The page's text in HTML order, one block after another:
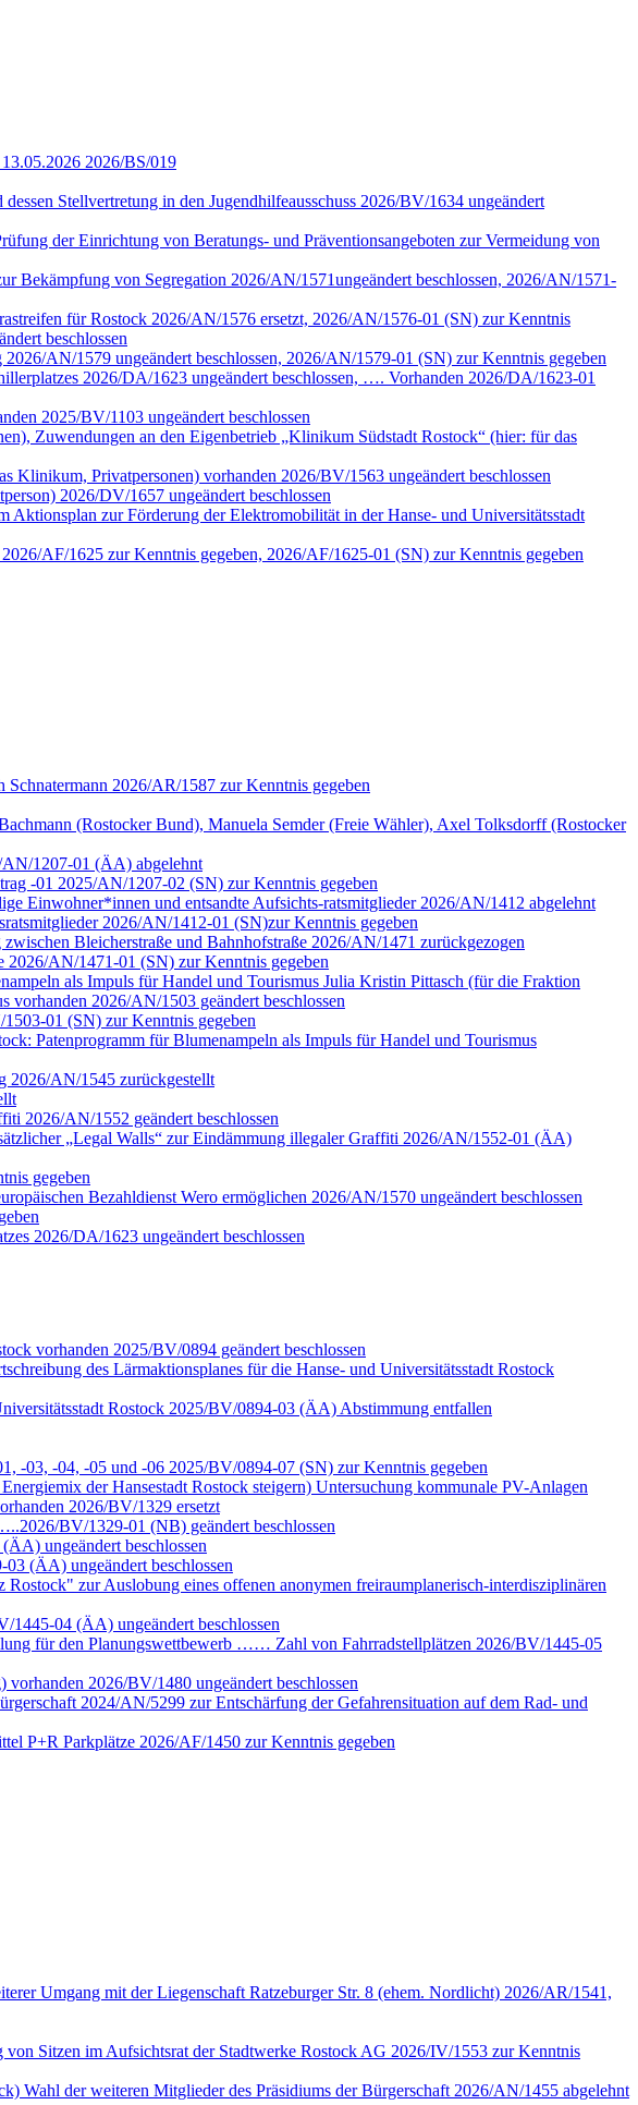
2026/BS/019
Stellvertretung in den Jugendhilfeausschuss 2026/BV/1634 ungeändert
der Einrichtung von Beratungs- und Präventionsangeboten zur Vermeidung von
von Segregation 2026/AN/1571ungeändert beschlossen, 2026/AN/1571-
für Rostock 2026/AN/1576 ersetzt, 2026/AN/1576-01 (SN) zur Kenntnis
beschlossen
AN/1579 ungeändert beschlossen, 2026/AN/1579-01 (SN) zur Kenntnis gegeben
2026/DA/1623 ungeändert beschlossen, …. Vorhanden 2026/DA/1623-01
2025/BV/1103 ungeändert beschlossen
Zuwendungen an den Eigenbetrieb „Klinikum Südstadt Rostock“ (hier: für das
Klinikum, Privatpersonen) vorhanden 2026/BV/1563 ungeändert beschlossen
2026/DV/1657 ungeändert beschlossen
zur Förderung der Elektromobilität in der Hanse- und Universitätsstadt
AF/1625 zur Kenntnis gegeben, 2026/AF/1625-01 (SN) zur Kenntnis gegeben
2026/AR/1587 zur Kenntnis gegeben
(Rostocker Bund), Manuela Semder (Freie Wähler), Axel Tolksdorff (Rostocker
AN/1207-01 (ÄA) abgelehnt
-01 2025/AN/1207-02 (SN) zur Kenntnis gegeben
Einwohner*innen und entsandte Aufsichts-ratsmitglieder 2026/AN/1412 abgelehnt
2026/AN/1412-01 (SN)zur Kenntnis gegeben
Bleicherstraße und Bahnhofstraße 2026/AN/1471 zurückgezogen
2026/AN/1471-01 (SN) zur Kenntnis gegeben
als Impuls für Handel und Tourismus Julia Kristin Pittasch (für die Fraktion
2026/AN/1503 geändert beschlossen
01 (SN) zur Kenntnis gegeben
Patenprogramm für Blumenampeln als Impuls für Handel und Tourismus
2026/AN/1545 zurückgestellt
2026/AN/1552 geändert beschlossen
„Legal Walls“ zur Eindämmung illegaler Graffiti 2026/AN/1552-01 (ÄA)
gegeben
Bezahldienst Wero ermöglichen 2026/AN/1570 ungeändert beschlossen
2026/DA/1623 ungeändert beschlossen
vorhanden 2025/BV/0894 geändert beschlossen
des Lärmaktionsplanes für die Hanse- und Universitätsstadt Rostock
Rostock 2025/BV/0894-03 (ÄA) Abstimmung entfallen
-03, -04, -05 und -06 2025/BV/0894-07 (SN) zur Kenntnis gegeben
der Hansestadt Rostock steigern) Untersuchung kommunale PV-Anlagen
2026/BV/1329 ersetzt
BV/1329-01 (NB) geändert beschlossen
ungeändert beschlossen
(ÄA) ungeändert beschlossen
zur Auslobung eines offenen anonymen freiraumplanerisch-interdisziplinären
04 (ÄA) ungeändert beschlossen
für den Planungswettbewerb …… Zahl von Fahrradstellplätzen 2026/BV/1445-05
2026/BV/1480 ungeändert beschlossen
2024/AN/5299 zur Entschärfung der Gefahrensituation auf dem Rad- und
P+R Parkplätze 2026/AF/1450 zur Kenntnis gegeben
Umgang mit der Liegenschaft Ratzeburger Str. 8 (ehem. Nordlicht) 2026/AR/1541,
Sitzen im Aufsichtsrat der Stadtwerke Rostock AG 2026/IV/1553 zur Kenntnis
Wahl der weiteren Mitglieder des Präsidiums der Bürgerschaft 2026/AN/1455 abgelehnt